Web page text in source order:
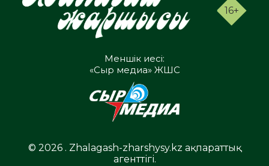
16+
Меншік иесі:
«Сыр медиа» ЖШС
© 2026 . Zhalagash-zharshysy.kz ақпараттық
агенттігі.